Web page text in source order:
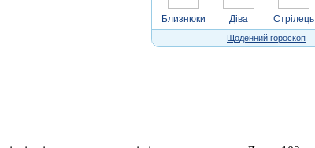
Близнюки Діва Стрілець
Щоденний гороскоп